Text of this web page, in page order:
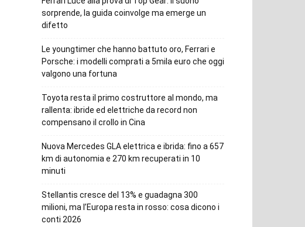
sorprende, la guida coinvolge ma emerge un
difetto
Le youngtimer che hanno battuto oro, Ferrari e
Porsche: i modelli comprati a 5mila euro che oggi
valgono una fortuna
Toyota resta il primo costruttore al mondo, ma
rallenta: ibride ed elettriche da record non
compensano il crollo in Cina
Nuova Mercedes GLA elettrica e ibrida: fino a 657
km di autonomia e 270 km recuperati in 10
minuti
Stellantis cresce del 13% e guadagna 300
milioni, ma l’Europa resta in rosso: cosa dicono i
conti 2026